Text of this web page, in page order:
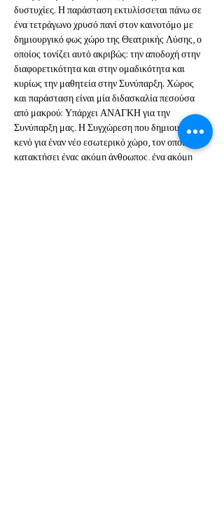
δυστυχίες. Η παράσταση εκτυλίσσεται πάνω σε
ένα τετράγωνο χρυσό πανί στον καινοτόμο με
δημιουργικό φως χώρο της Θεατρικής Λύσης, ο
οποίος τονίζει αυτό ακριβώς: την αποδοχή στην
διαφορετικότητα και στην ομαδικότητα και
κυρίως την μαθητεία στην Συνύπαρξη. Χώρος
και παράσταση είναι μία διδασκαλία πεσούσα
από μακρού: Υπάρχει ΑΝΑΓΚΗ για την
Συνύπαρξη μας. Η Συγχώρεση που δημιουργεί το
κενό για έναν νέο εσωτερικό χώρο, τον οποίο θα
κατακτήσει ένας ακόμη άνθρωπος, ένα ακόμη